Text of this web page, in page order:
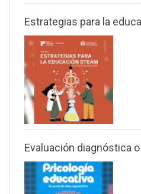
Estrategias para la
Evaluación diagnóstica o